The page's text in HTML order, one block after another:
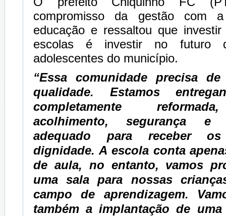
compromisso da gestão com
educação e ressaltou que
escolas é investir no futuro
adolescentes do município.
“Essa comunidade precisa
qualidade. Estamos
completamente
acolhimento, segurança e
adequado para receber
dignidade. A escola conta
de aula, no entanto, vamos
uma sala para nossas
campo de aprendizagem.
também a implantação de